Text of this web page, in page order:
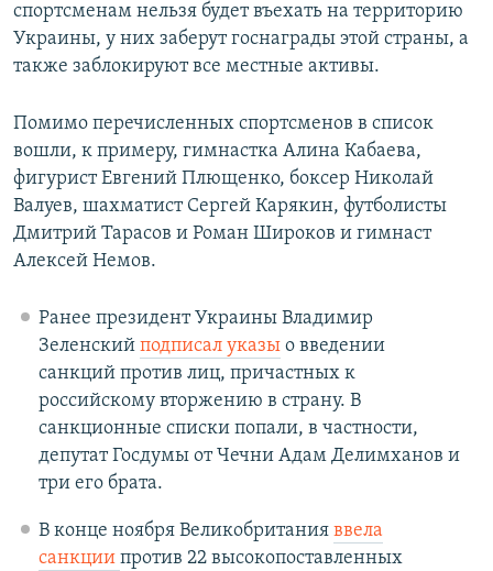
спортсменам нельзя будет въехать на территорию
Украины, у них заберут госнаграды этой страны, а
также заблокируют все местные активы.
Помимо перечисленных спортсменов в список
вошли, к примеру, гимнастка Алина Кабаева,
фигурист Евгений Плющенко, боксер Николай
Валуев, шахматист Сергей Карякин, футболисты
Дмитрий Тарасов и Роман Широков и гимнаст
Алексей Немов.
Ранее президент Украины Владимир
Зеленский подписал указыо введении
санкций против лиц, причастных к
российскому вторжению в страну. В
санкционные списки попали, в частности,
депутат Госдумы от Чечни Адам Делимханов и
три его брата.
В конце ноября Великобритания ввела
санкции против 22 высокопоставленных